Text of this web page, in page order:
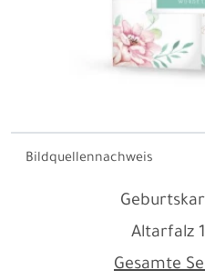
Bildquellennachweis
Gesamte
Altarfalz